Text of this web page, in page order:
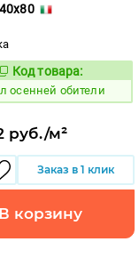
852187
Код товара:
осенней обители
руб./м²
Заказ в 1 клик
В корзину